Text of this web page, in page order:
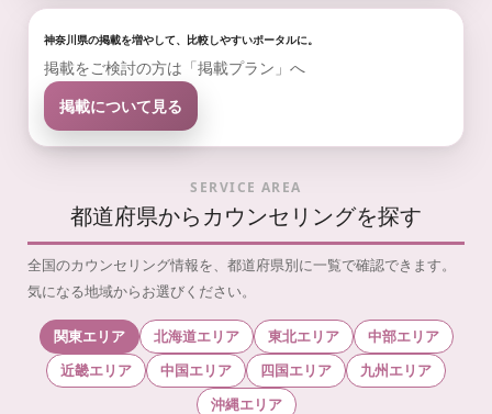
神奈川県の掲載を増やして、比較しやすいポータルに。
掲載をご検討の方は「掲載プラン」へ
掲載について見る
SERVICE AREA
都道府県からカウンセリングを探す
全国のカウンセリング情報を、都道府県別に一覧で確認できます。
気になる地域からお選びください。
関東エリア 北海道エリア 東北エリア
中部エリア
近畿エリア
中国エリア 四国エリア
九州エリア
沖縄エリア